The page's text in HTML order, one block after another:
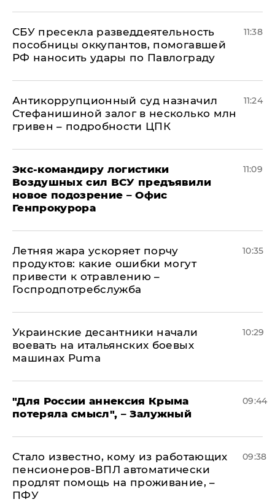
СБУ пресекла разведдеятельность
пособницы оккупантов, помогавшей
РФ наносить удары по Павлограду
11:38
Антикоррупционный суд назначил
Стефанишиной залог в несколько млн
гривен – подробности ЦПК
11:24
Экс-командиру логистики
Воздушных сил ВСУ предъявили
новое подозрение – Офис
Генпрокурора
11:09
Летняя жара ускоряет порчу
продуктов: какие ошибки могут
привести к отравлению –
Госпродпотребслужба
10:35
Украинские десантники начали
воевать на итальянских боевых
машинах Puma
10:29
"Для России аннексия Крыма
потеряла смысл", – Залужный
09:44
Стало известно, кому из работающих
пенсионеров-ВПЛ автоматически
продлят помощь на проживание, –
ПФУ
09:38